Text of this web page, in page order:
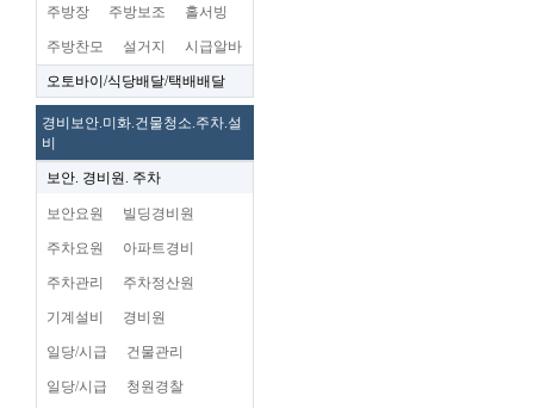
주방장 주방보조 홀서빙
주방찬모 설거지 시급알바
오토바이/식당배달/택배배달
경비보안.미화.건물청소.주차.설
비
보안. 경비원. 주차
보안요원 빌딩경비원
주차요원 아파트경비
주차관리 주차정산원
기계설비 경비원
일당/시급 건물관리
일당/시급 청원경찰